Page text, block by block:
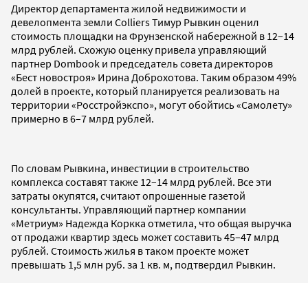
Директор департамента жилой недвижимости и
девелопмента земли Colliers Тимур Рывкин оценил
стоимость площадки на Фрунзенской набережной в 12–14
млрд рублей. Схожую оценку привела управляющий
партнер Dombook и председатель совета директоров
«Бест новостроя» Ирина Доброхотова. Таким образом 49%
долей в проекте, который планируется реализовать на
территории «Росстройэкспо», могут обойтись «Самолету»
примерно в 6–7 млрд рублей.
По словам Рывкина, инвестиции в строительство
комплекса составят также 12–14 млрд рублей. Все эти
затраты окупятся, считают опрошенные газетой
консультанты. Управляющий партнер компании
«Метриум» Надежда Коркка отметила, что общая выручка
от продажи квартир здесь может составить 45–47 млрд
рублей. Стоимость жилья в таком проекте может
превышать 1,5 млн руб. за 1 кв. м, подтвердил Рывкин.